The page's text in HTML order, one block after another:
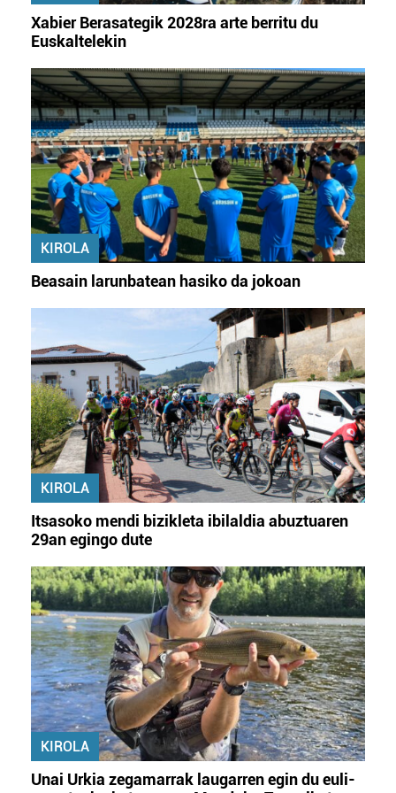
irakurri
Xabier Berasategik 2028ra arte berritu du
Euskaltelekin
KIROLA
Beasain larunbatean hasiko da jokoan
KIROLA
Itsasoko mendi bizikleta ibilaldia abuztuaren
29an egingo dute
KIROLA
Unai Urkia zegamarrak laugarren egin du euli-